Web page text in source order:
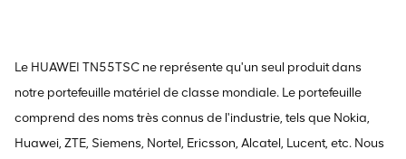
Le HUAWEI TN55TSC ne représente qu'un seul produit dans
notre portefeuille matériel de classe mondiale. Le portefeuille
comprend des noms très connus de l'industrie, tels que Nokia,
Huawei, ZTE, Siemens, Nortel, Ericsson, Alcatel, Lucent, etc. Nous